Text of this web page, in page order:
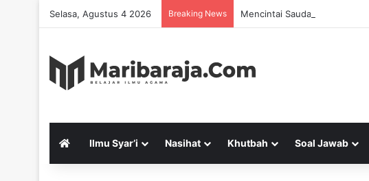
Selasa, Agustus 4 2026 Breaking News Mencintai Saudara Muslim
Ilmu Syar’i Nasihat Khutbah Soal Jawab